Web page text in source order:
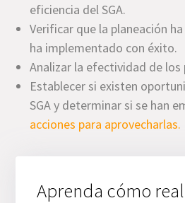
eficiencia del SGA.
Verificar que la planeación
ha implementado con éxito.
Analizar la efectividad de los
Establecer si existen
SGA y determinar si se han
acciones para aprovecharlas.
Aprenda cómo